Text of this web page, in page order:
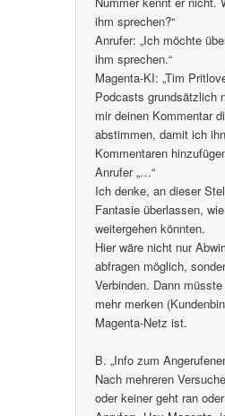
ihm sprechen?“
Anrufer: „Ich möchte
ihm sprechen.“
Magenta-KI: „Tim
Podcasts grundsätzlich
mir deinen Kommentar
abstimmen, damit ich
Kommentaren
Anrufer „…“
Ich denke, an dieser
Fantasie überlassen,
weitergehen könnten.
Hier wäre nicht nur
abfragen möglich,
Verbinden. Dann
mehr merken
Magenta-Netz ist.
B. „Info zum
Nach mehreren
oder keiner geht ran